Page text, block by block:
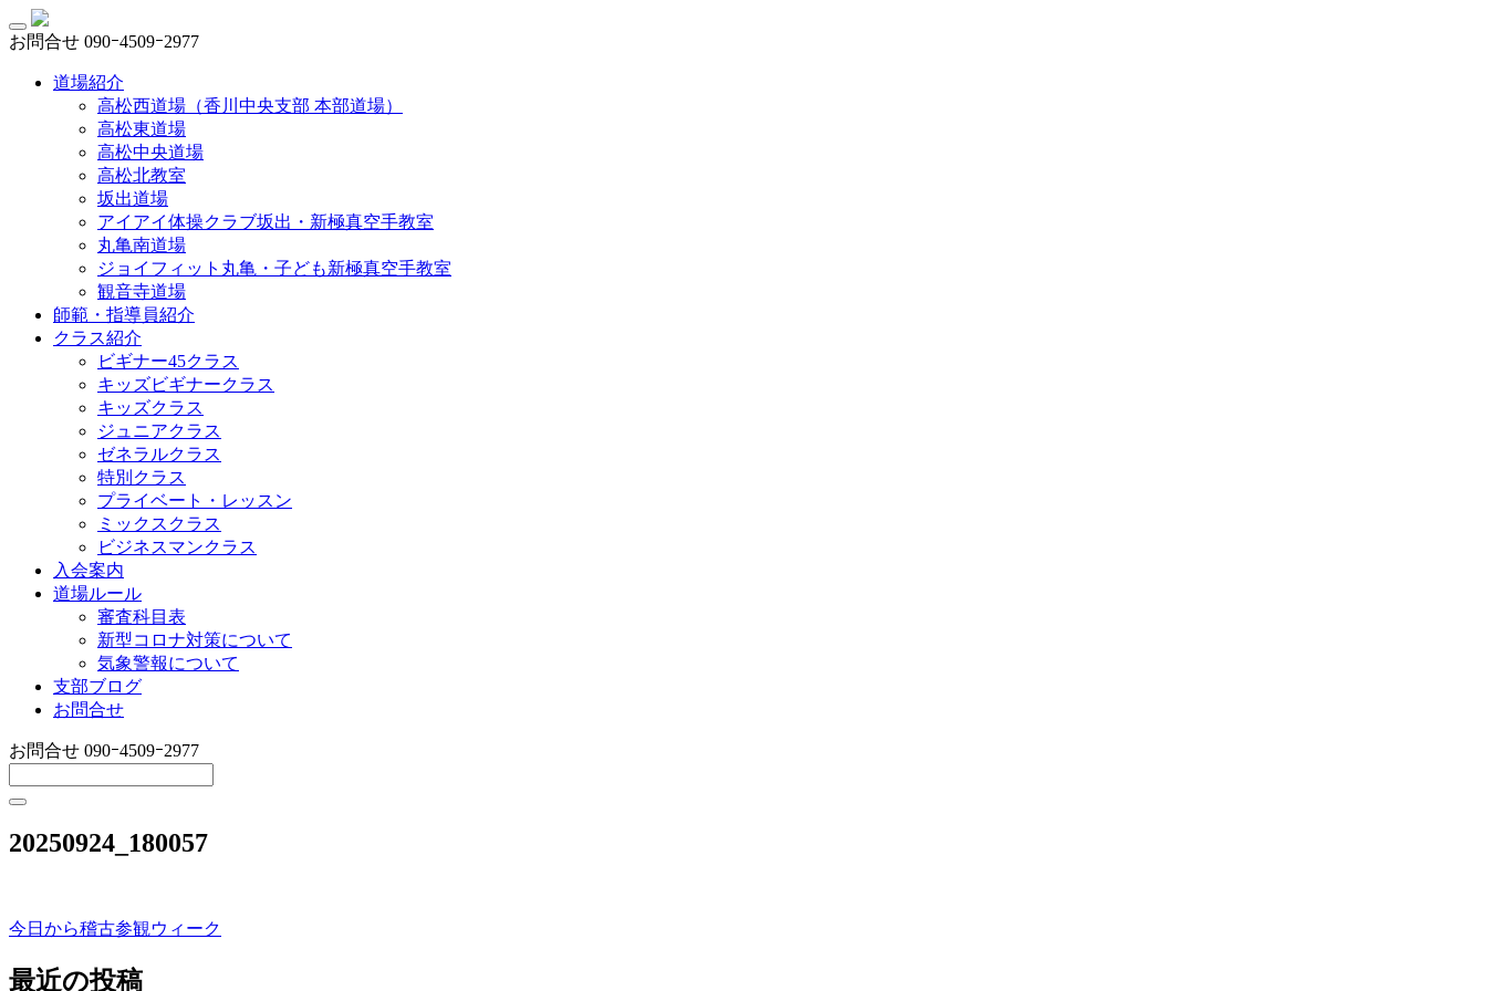
お問合せ 090ｰ4509ｰ2977
道場紹介
高松西道場（香川中央支部 本部道場）
高松東道場
高松中央道場
高松北教室
坂出道場
アイアイ体操クラブ坂出・新極真空手教室
丸亀南道場
ジョイフィット丸亀・子ども新極真空手教室
観音寺道場
師範・指導員紹介
クラス紹介
ビギナー45クラス
キッズビギナークラス
キッズクラス
ジュニアクラス
ゼネラルクラス
特別クラス
プライベート・レッスン
ミックスクラス
ビジネスマンクラス
入会案内
道場ルール
審査科目表
新型コロナ対策について
気象警報について
支部ブログ
お問合せ
お問合せ 090ｰ4509ｰ2977
20250924_180057
投
稿
今日から稽古参観ウィーク
最近の投稿